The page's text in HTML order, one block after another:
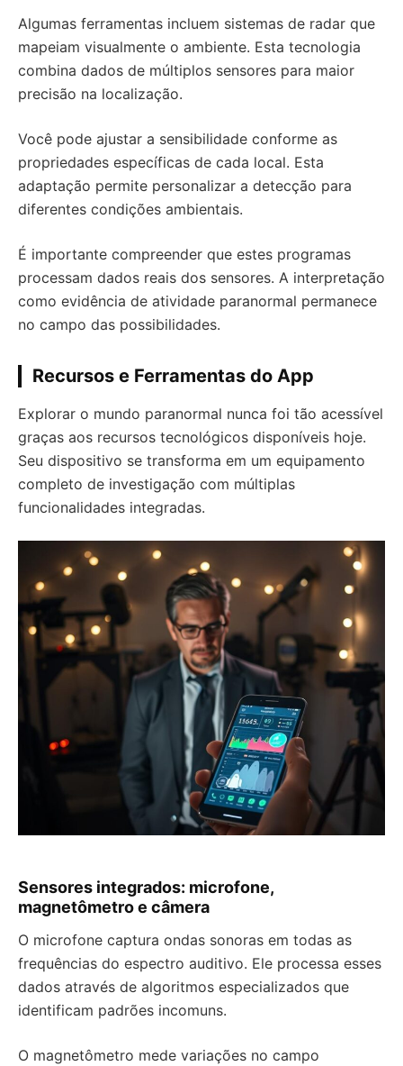
Algumas ferramentas incluem sistemas de radar que
mapeiam visualmente o ambiente. Esta tecnologia
combina dados de múltiplos sensores para maior
precisão na localização.
Você pode ajustar a sensibilidade conforme as
propriedades específicas de cada local. Esta
adaptação permite personalizar a detecção para
diferentes condições ambientais.
É importante compreender que estes programas
processam dados reais dos sensores. A interpretação
como evidência de atividade paranormal permanece
no campo das possibilidades.
Recursos e Ferramentas do App
Explorar o mundo paranormal nunca foi tão acessível
graças aos recursos tecnológicos disponíveis hoje.
Seu dispositivo se transforma em um equipamento
completo de investigação com múltiplas
funcionalidades integradas.
Sensores integrados: microfone,
magnetômetro e câmera
O microfone captura ondas sonoras em todas as
frequências do espectro auditivo. Ele processa esses
dados através de algoritmos especializados que
identificam padrões incomuns.
O magnetômetro mede variações no campo